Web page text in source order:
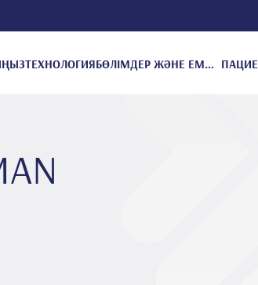
ТЕХНОЛОГИЯ БӨЛІМДЕР ЖӘНЕ ЕМДЕУЛЕР